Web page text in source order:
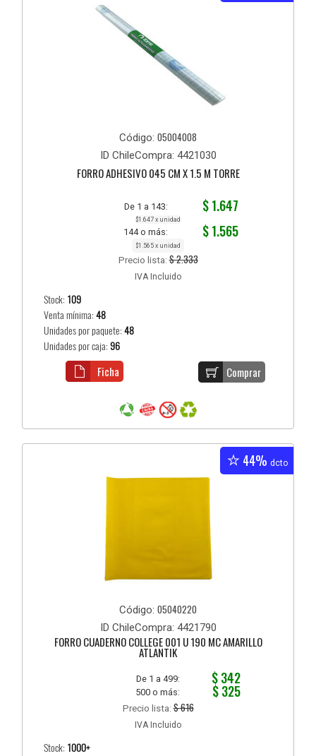
Código: 05004008
ID ChileCompra: 4421030
FORRO ADHESIVO 045 CM X 1.5 M TORRE
De 1 a 143: $ 1.647
$1.647 x unidad
144 o más: $ 1.565
$1.565 x unidad
Precio lista:$ 2.333
IVA Incluido
Stock: 109
Venta mínima:48
Unidades por paquete:48
Unidades por caja:96
Comprar
Ficha
44% dcto
Código: 05040220
ID ChileCompra: 4421790
FORRO CUADERNO COLLEGE 001 U 190 MC AMARILLO
ATLANTIK
De 1 a 499: $ 342
500 o más: $ 325
Precio lista:$ 616
IVA Incluido
Stock: 1000+